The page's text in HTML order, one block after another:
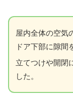
屋内全体の空気
ドア下部に隙間
立てつけや開閉
した。